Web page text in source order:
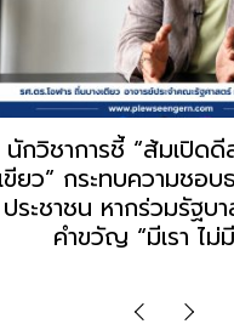
“ธนพร” ชี้หากพรรคประ
“แดง-เขียว” เท่ากับทำ
ผิดคำพูด ทลายศรัทธา
มองข่าวตั้งรัฐบาลใหม่